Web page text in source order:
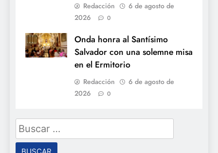
Redacción
6 de agosto de
2026
0
Onda honra al Santísimo
Salvador con una solemne misa
en el Ermitorio
Redacción
6 de agosto de
2026
0
Buscar: